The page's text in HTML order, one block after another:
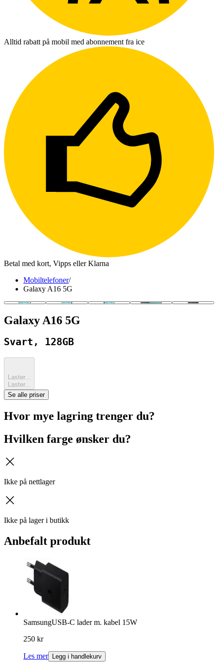
Alltid rabatt på mobil med abonnement fra ice
Betal med kort, Vipps eller Klarna
Mobiltelefoner/
Galaxy A16 5G
Galaxy A16 5G
Svart, 128GB
Laster...
Laster...
Se alle priser
Hvor mye lagring trenger du?
Hvilken farge ønsker du?
Ikke på nettlager
Ikke på lager i butikk
Anbefalt produkt
SamsungUSB-C lader m. kabel 15W
250 kr
Les mer Legg i handlekurv